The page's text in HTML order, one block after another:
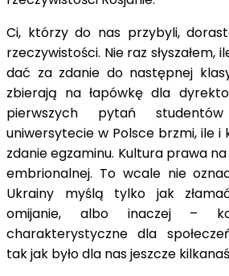
Ci, którzy do nas przybyli,
rzeczywistości. Nie raz słyszałem,
dać za zdanie do następnej
zbierają na łapówkę dla
pierwszych pytań
uniwersytecie w Polsce brzmi, ile
zdanie egzaminu. Kultura prawa
embrionalnej. To wcale nie
Ukrainy myślą tylko jak
omijanie, albo inaczej –
charakterystyczne dla
tak jak było dla nas jeszcze